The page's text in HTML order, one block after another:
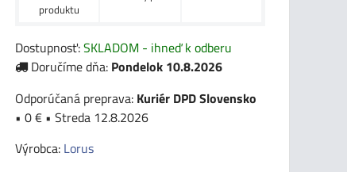
produktu
Dostupnosť:SKLADOM - ihneď k odberu
Doručíme dňa: Pondelok 10.8.2026
Kuriér DPD Slovensko
• 0 € • Streda 12.8.2026
Výrobca: Lorus